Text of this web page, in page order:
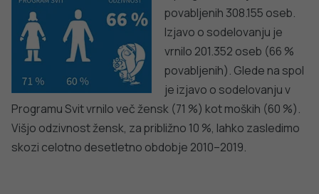
PREPREČEVANJE POŠKODB
Nasveti za varno in veselo noč čarovnic
PODROBNO
NALEZLJIVE BOLEZNI